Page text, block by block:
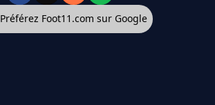
Préférez Foot11.com sur Google